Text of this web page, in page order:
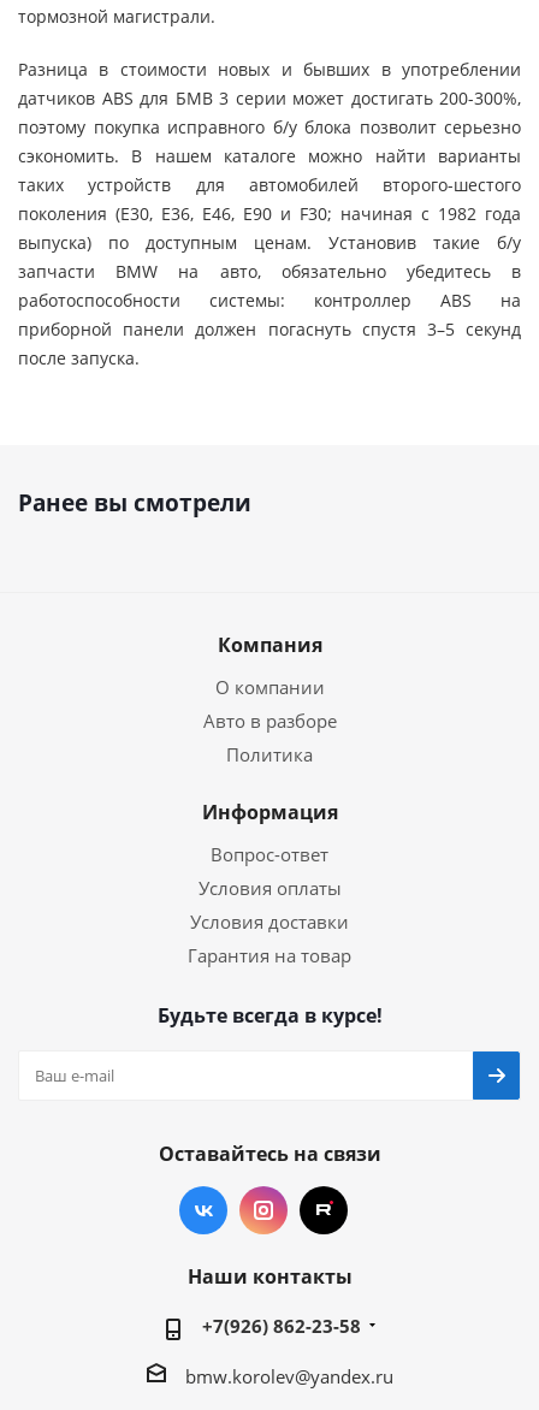
тормозной магистрали.
Разница в стоимости новых и бывших в употреблении
датчиков ABS для БМВ 3 серии может достигать 200-300%,
поэтому покупка исправного б/у блока позволит серьезно
сэкономить. В нашем каталоге можно найти варианты
таких устройств для автомобилей второго-шестого
поколения (Е30, Е36, Е46, Е90 и F30; начиная с 1982 года
выпуска) по доступным ценам. Установив такие б/у
запчасти BMW на авто, обязательно убедитесь в
работоспособности системы: контроллер ABS на
приборной панели должен погаснуть спустя 3–5 секунд
после запуска.
Ранее вы смотрели
Компания
О компании
Авто в разборе
Политика
Информация
Вопрос-ответ
Условия оплаты
Условия доставки
Гарантия на товар
Будьте всегда в курсе!
Оставайтесь на связи
Наши контакты
+7(926) 862-23-58
bmw.korolev@yandex.ru